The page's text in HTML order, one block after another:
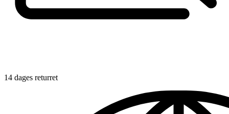
14 dages returret